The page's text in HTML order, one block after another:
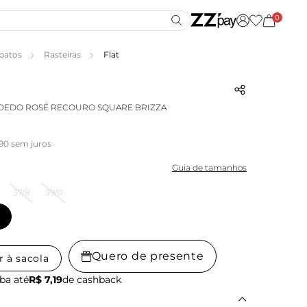
0
Rasteiras Flat
ROSÉ RECOURO SQUARE BRIZZA
sem juros
Guia de tamanhos
37/8 39/0
à sacola Quero de presente
atéR$ 7,19de cashback